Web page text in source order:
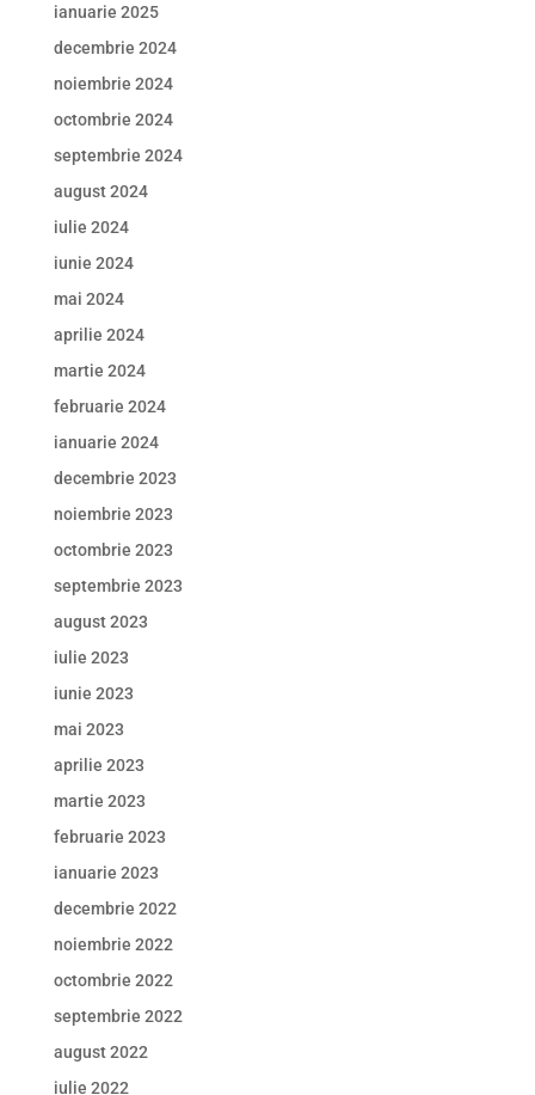
ianuarie 2025
decembrie 2024
noiembrie 2024
octombrie 2024
septembrie 2024
august 2024
iulie 2024
iunie 2024
mai 2024
aprilie 2024
martie 2024
februarie 2024
ianuarie 2024
decembrie 2023
noiembrie 2023
octombrie 2023
septembrie 2023
august 2023
iulie 2023
iunie 2023
mai 2023
aprilie 2023
martie 2023
februarie 2023
ianuarie 2023
decembrie 2022
noiembrie 2022
octombrie 2022
septembrie 2022
august 2022
iulie 2022